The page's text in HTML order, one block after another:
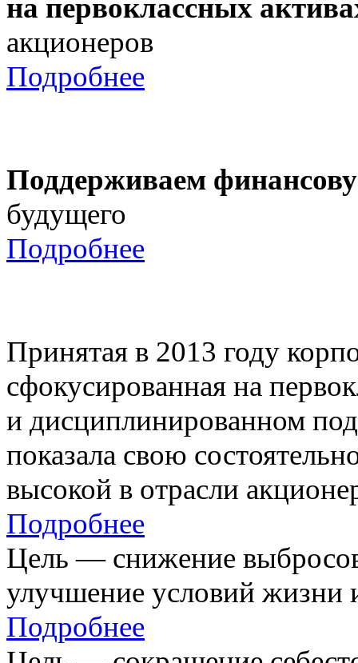
на первоклассных
акционеров
Подробнее
Поддерживаем
будущего
Подробнее
Принятая в 2013 году
сфокусированная на
и дисциплинированном
показала свою
высокой в отрасли
Подробнее
Цель — снижение
улучшение условий жизни
Подробнее